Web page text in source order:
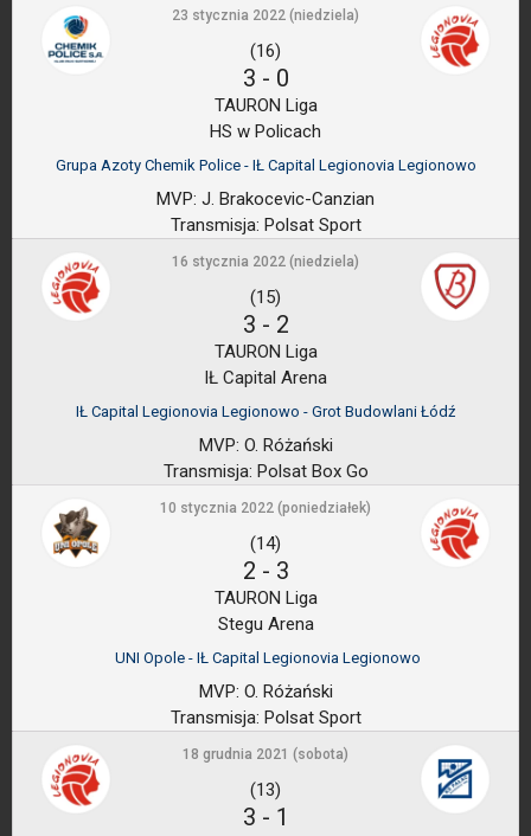
23 stycznia 2022 (niedziela)
(16)
3 - 0
TAURON Liga
HS w Policach
Grupa Azoty Chemik Police - IŁ Capital Legionovia Legionowo
MVP: J. Brakocevic-Canzian
Transmisja: Polsat Sport
16 stycznia 2022 (niedziela)
(15)
3 - 2
TAURON Liga
IŁ Capital Arena
IŁ Capital Legionovia Legionowo - Grot Budowlani Łódź
MVP: O. Różański
Transmisja: Polsat Box Go
10 stycznia 2022 (poniedziałek)
(14)
2 - 3
TAURON Liga
Stegu Arena
UNI Opole - IŁ Capital Legionovia Legionowo
MVP: O. Różański
Transmisja: Polsat Sport
18 grudnia 2021 (sobota)
(13)
3 - 1